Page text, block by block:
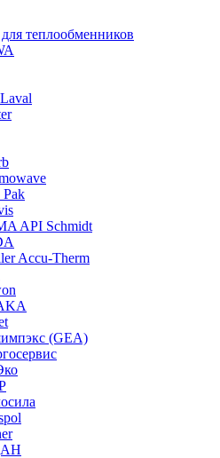
теплообменников
Pak
API Schmidt
Accu-Therm
(GEA)